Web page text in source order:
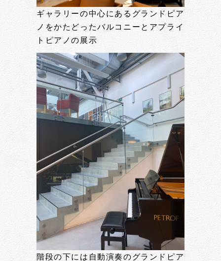
ギャラリーの中心にあるグランドピア
ノをかたどったバルコニーとアプライ
トピアノの展示
階段の下には自動演奏のグランドピア